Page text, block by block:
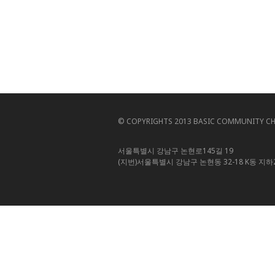
© COPYRIGHTS 2013 BASIC COMMUNITY
서울특별시 강남구 논현로145길 19
(지번)서울특별시 강남구 논현동 32-18 K동 지하